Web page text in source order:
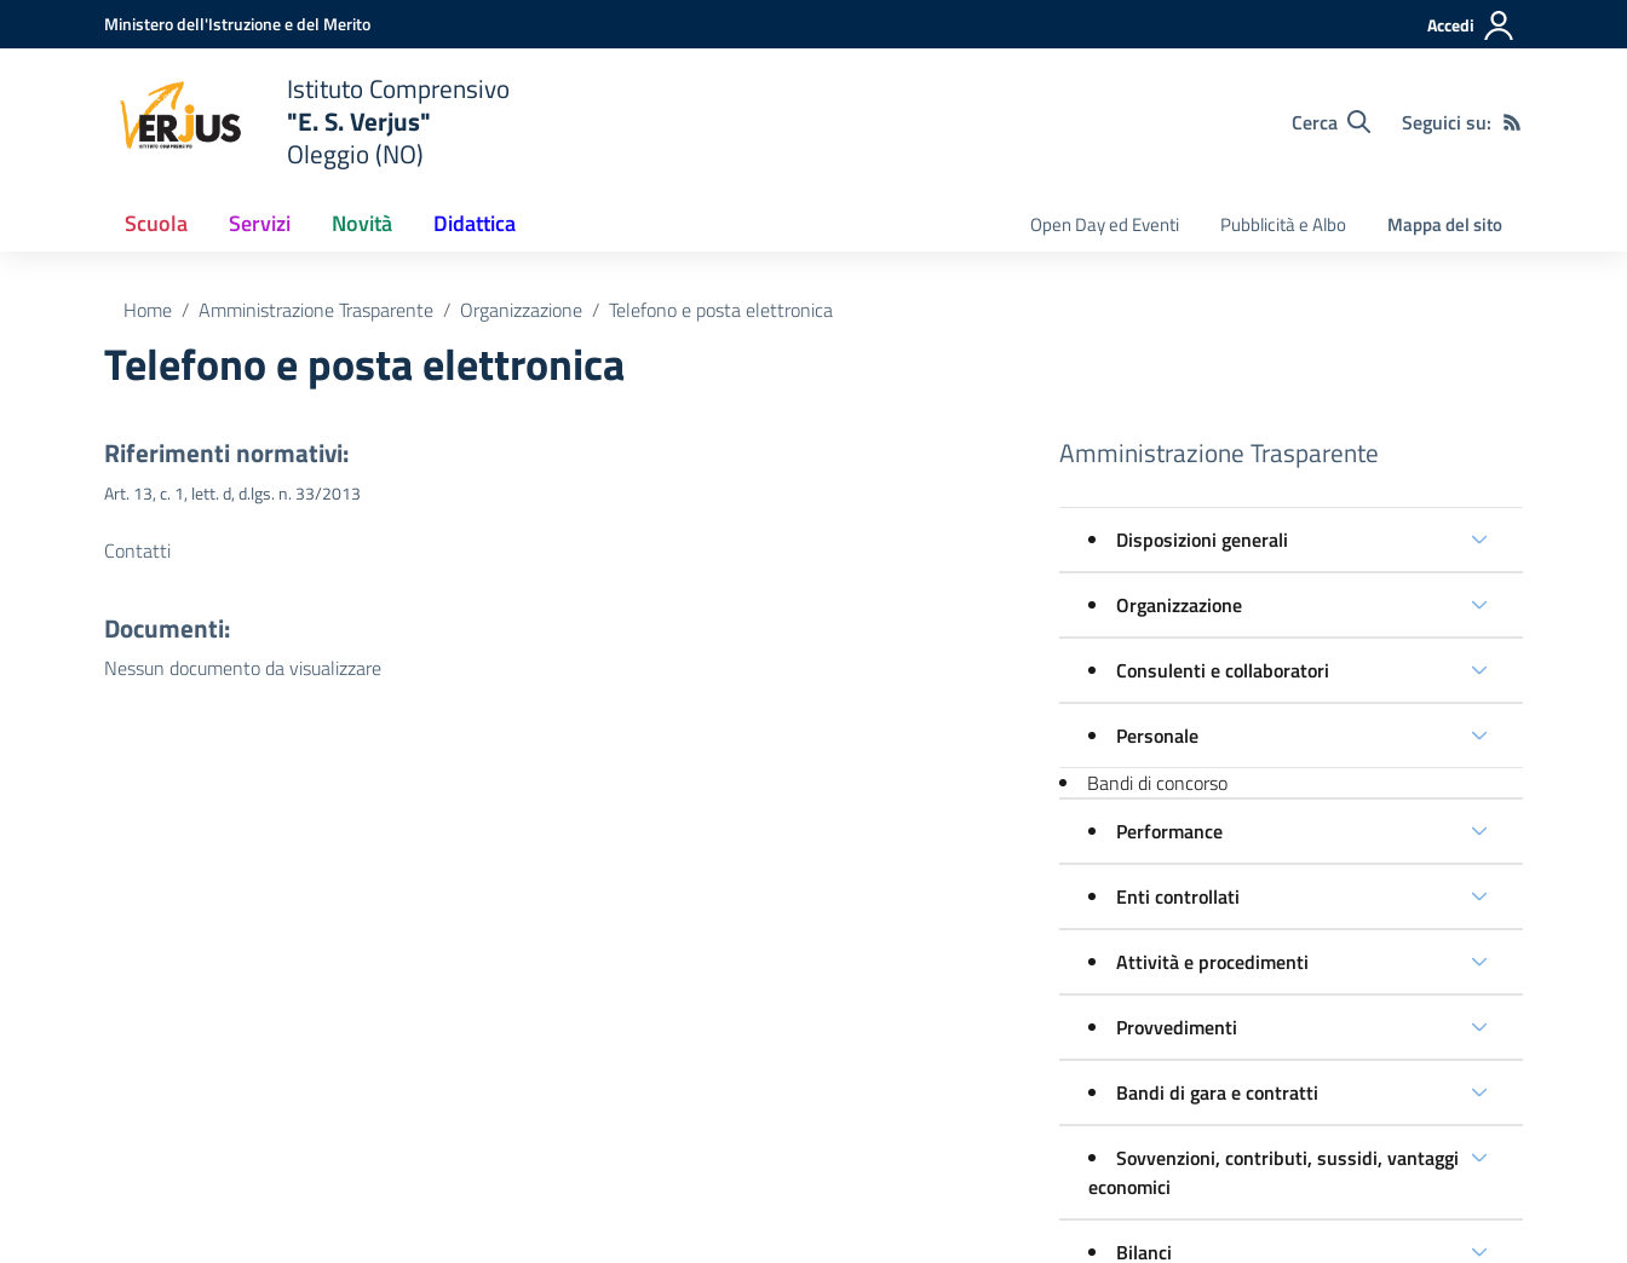
Vai ai contenuti
Vai al menu di navigazioneMinistero dell'Istruzione e del Merito Accedi
Istituto Comprensivo
"E. S. Verjus"
Oleggio (NO)
Cerca Seguici su:
Scuola Servizi Novità Didattica Open Day ed Eventi Pubblicità e Albo Mappa del sito
Home Amministrazione Trasparente Organizzazione Telefono e posta elettronica
Telefono e posta elettronica
Riferimenti normativi:
Art. 13, c. 1, lett. d, d.lgs. n. 33/2013
Contatti
Documenti:
Nessun documento da visualizzare
Amministrazione Trasparente
Disposizioni generali
Organizzazione
Consulenti e collaboratori
Personale
Bandi di concorso
Performance
Enti controllati
Attività e procedimenti
Provvedimenti
Bandi di gara e contratti
Sovvenzioni, contributi, sussidi, vantaggi
economici
Bilanci